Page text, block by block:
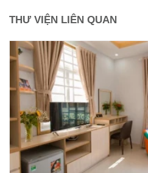
THƯ VIỆN LIÊN QUAN